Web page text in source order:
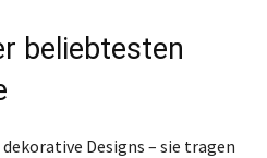
beliebtesten
Designs – sie tragen